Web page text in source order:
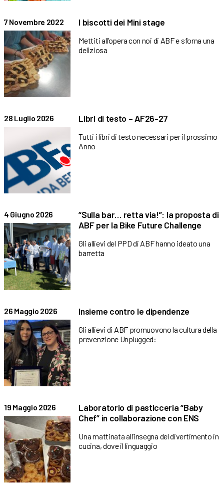
7 Novembre 2022 I biscotti dei Mini stage
Mettiti all’opera con noi di ABF e sforna una
deliziosa
28 Luglio 2026 Libri di testo – AF26-27
Tutti i libri di testo necessari per il prossimo
Anno
4 Giugno 2026
“Sulla bar… retta via!”: la proposta di
ABF per la Bike Future Challenge
Gli allievi del PPD di ABF hanno ideato una
barretta
26 Maggio 2026 Insieme contro le dipendenze
Gli allievi di ABF promuovono la cultura della
prevenzione Unplugged:
19 Maggio 2026
Laboratorio di pasticceria “Baby
Chef” in collaborazione con ENS
Una mattinata all’insegna del divertimento in
cucina, dove il linguaggio